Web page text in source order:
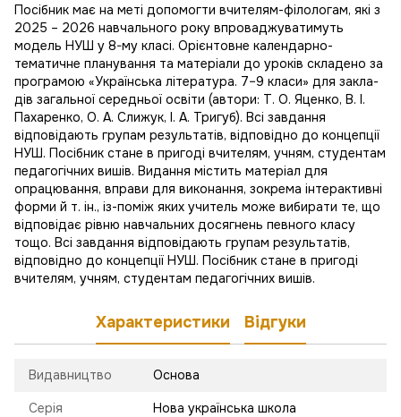
Посібник має на меті допомогти вчителям-філологам, які з
2025 – 2026 навчального року впроваджуватимуть
модель НУШ у 8-му класі. Орієнтовне календарно-
тематичне планування та матеріали до уроків складено за
програмою «Українська література. 7–9 класи» для закла-
дів загальної середньої освіти (автори: Т. О. Яценко, В. І.
Пахаренко, О. А. Слижук, І. А. Тригуб). Всі завдання
відповідають групам результатів, відповідно до концепції
НУШ. Посібник стане в пригоді вчителям, учням, студентам
педагогічних вишів. Видання містить матеріал для
опрацювання, вправи для виконання, зокрема інтерактивні
форми й т. ін., із-поміж яких учитель може вибирати те, що
відповідає рівню навчальних досягнень певного класу
тощо. Всі завдання відповідають групам результатів,
відповідно до концепції НУШ. Посібник стане в пригоді
вчителям, учням, студентам педагогічних вишів.
Характеристики Відгуки
Видавництво Основа
Серія Нова українська школа